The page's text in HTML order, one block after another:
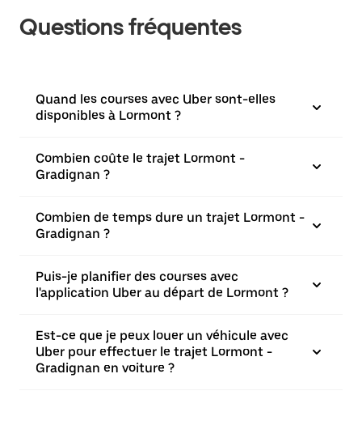
Questions fréquentes
Quand les courses avec Uber sont-elles
disponibles à Lormont ?
Combien coûte le trajet Lormont -
Gradignan ?
Combien de temps dure un trajet Lormont -
Gradignan ?
Puis-je planifier des courses avec
l'application Uber au départ de Lormont ?
Est-ce que je peux louer un véhicule avec
Uber pour effectuer le trajet Lormont -
Gradignan en voiture ?